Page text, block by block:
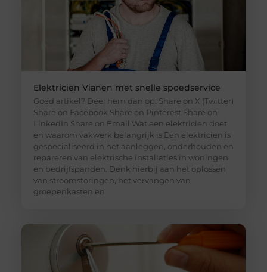
Elektricien Vianen met snelle spoedservice
Goed artikel? Deel hem dan op: Share on X (Twitter)
Share on Facebook Share on Pinterest Share on
LinkedIn Share on Email Wat een elektricien doet
en waarom vakwerk belangrijk is Een elektricien is
gespecialiseerd in het aanleggen, onderhouden en
repareren van elektrische installaties in woningen
en bedrijfspanden. Denk hierbij aan het oplossen
van stroomstoringen, het vervangen van
groepenkasten en